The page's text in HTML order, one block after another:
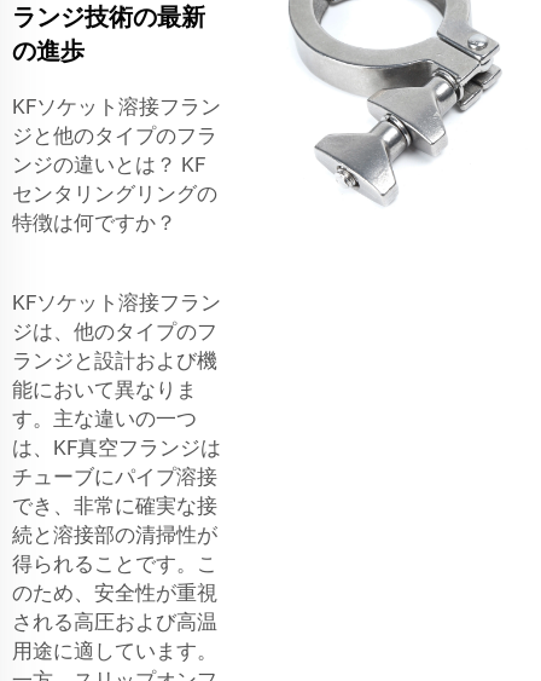
ランジ技術の最新
の進歩
KFソケット溶接フラン
ジと他のタイプのフラ
ンジの違いとは？ KF
センタリングリングの
特徴は何ですか？
KFソケット溶接フラン
ジは、他のタイプのフ
ランジと設計および機
能において異なりま
す。主な違いの一つ
は、KF真空フランジは
チューブにパイプ溶接
でき、非常に確実な接
続と溶接部の清掃性が
得られることです。こ
のため、安全性が重視
される高圧および高温
用途に適しています。